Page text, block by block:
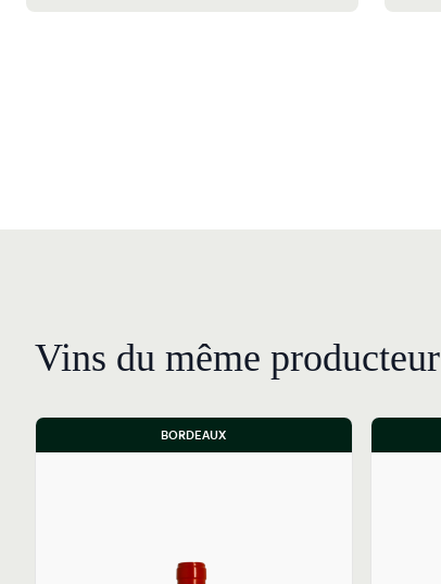
Vins du même producteur
BORDEAUX